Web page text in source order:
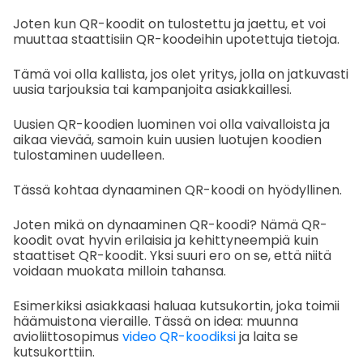
Joten kun QR-koodit on tulostettu ja jaettu, et voi
muuttaa staattisiin QR-koodeihin upotettuja tietoja.
Tämä voi olla kallista, jos olet yritys, jolla on jatkuvasti
uusia tarjouksia tai kampanjoita asiakkaillesi.
Uusien QR-koodien luominen voi olla vaivalloista ja
aikaa vievää, samoin kuin uusien luotujen koodien
tulostaminen uudelleen.
Tässä kohtaa dynaaminen QR-koodi on hyödyllinen.
Joten mikä on dynaaminen QR-koodi? Nämä QR-
koodit ovat hyvin erilaisia ja kehittyneempiä kuin
staattiset QR-koodit. Yksi suuri ero on se, että niitä
voidaan muokata milloin tahansa.
Esimerkiksi asiakkaasi haluaa kutsukortin, joka toimii
häämuistona vieraille. Tässä on idea: muunna
avioliittosopimus video QR-koodiksija laita se
kutsukorttiin.